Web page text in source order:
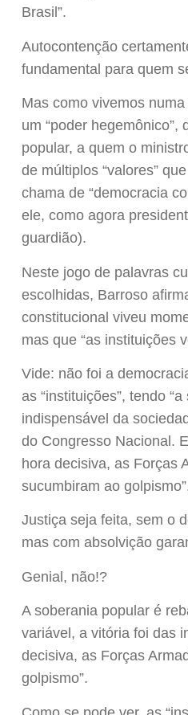
Brasil”.
Autocontenção
fundamental para quem
Mas como vivemos
um “poder hegemônico”,
popular, a quem o
de múltiplos “valores”
chama de “democracia
ele, como agora
guardião).
Neste jogo de palavras
escolhidas, Barroso
constitucional viveu
mas que “as instituições
Vide: não foi a
as “instituições”, tendo
indispensável da
do Congresso Nacional.
hora decisiva, as Forças
sucumbiram ao
Justiça seja feita, sem o
mas com absolvição
Genial, não!?
A soberania popular é
variável, a vitória foi das
decisiva, as Forças
golpismo”.